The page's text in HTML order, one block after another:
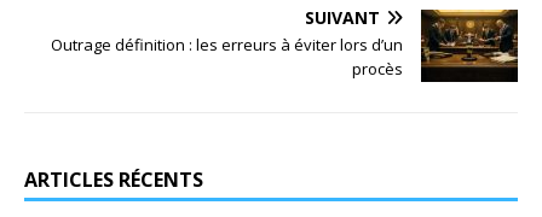
SUIVANT
Outrage définition : les erreurs à éviter lors d’un
procès
ARTICLES RÉCENTS